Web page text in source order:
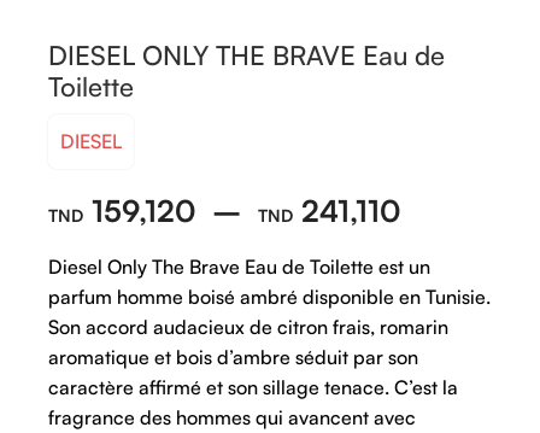
DIESEL ONLY THE BRAVE Eau de
Toilette
DIESEL
159,120 – 241,110
Diesel Only The Brave Eau de Toilette est un
parfum homme boisé ambré disponible en Tunisie.
Son accord audacieux de citron frais, romarin
aromatique et bois d’ambre séduit par son
caractère affirmé et son sillage tenace. C’est la
fragrance des hommes qui avancent avec